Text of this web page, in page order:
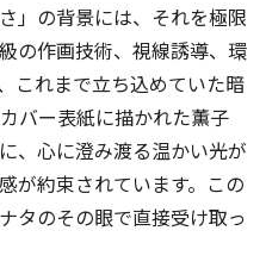
」の背景には、それを極限
の作画技術、視線誘導、環
これまで立ち込めていた暗
バー表紙に描かれた薫子
、心に澄み渡る温かい光が
が約束されています。この
タのその眼で直接受け取っ